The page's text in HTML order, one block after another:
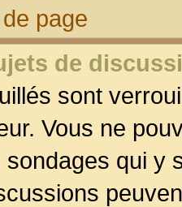
page
de
sont
Vous ne
qui y